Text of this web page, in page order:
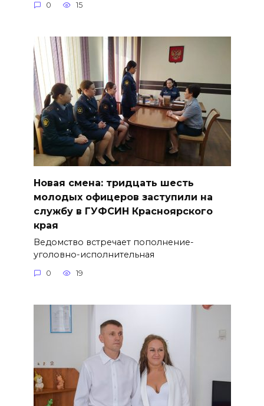
0 15
Новая смена: тридцать шесть
молодых офицеров заступили на
службу в ГУФСИН Красноярского
края
Ведомство встречает пополнение-
уголовно-исполнительная
0 19